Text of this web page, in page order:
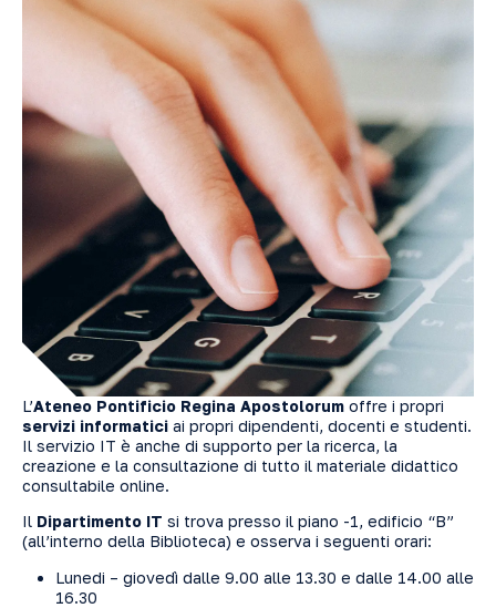
L’Ateneo Pontificio Regina Apostolorum offre i propri
servizi informatici ai propri dipendenti, docenti e studenti.
Il servizio IT è anche di supporto per la ricerca, la
creazione e la consultazione di tutto il materiale didattico
consultabile online.
Il Dipartimento IT si trova presso il piano -1, edificio “B”
(all’interno della Biblioteca) e osserva i seguenti orari:
Lunedi – giovedì dalle 9.00 alle 13.30 e dalle 14.00 alle
16.30